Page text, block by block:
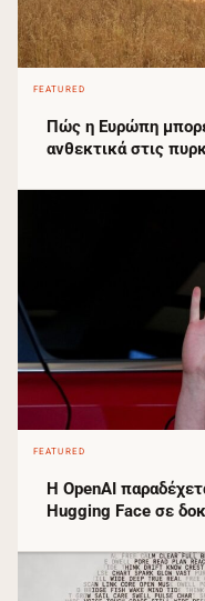
FEATURED
Πώς η Ευρώπη
ανθεκτικά στις
FEATURED
Η OpenAI
Hugging Face σε